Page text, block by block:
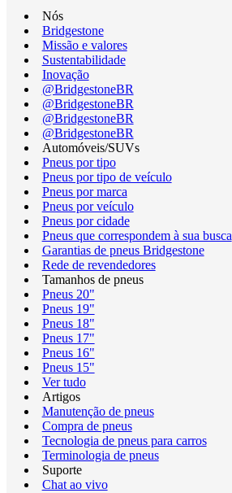
Nós
Bridgestone
Missão e valores
Sustentabilidade
Inovação
@BridgestoneBR
@BridgestoneBR
@BridgestoneBR
@BridgestoneBR
Automóveis/SUVs
Pneus por tipo
Pneus por tipo de veículo
Pneus por marca
Pneus por veículo
Pneus por cidade
Pneus que correspondem à sua busca
Garantias de pneus Bridgestone
Rede de revendedores
Tamanhos de pneus
Pneus 20"
Pneus 19"
Pneus 18"
Pneus 17"
Pneus 16"
Pneus 15"
Ver tudo
Artigos
Manutenção de pneus
Compra de pneus
Tecnologia de pneus para carros
Terminologia de pneus
Suporte
Chat ao vivo